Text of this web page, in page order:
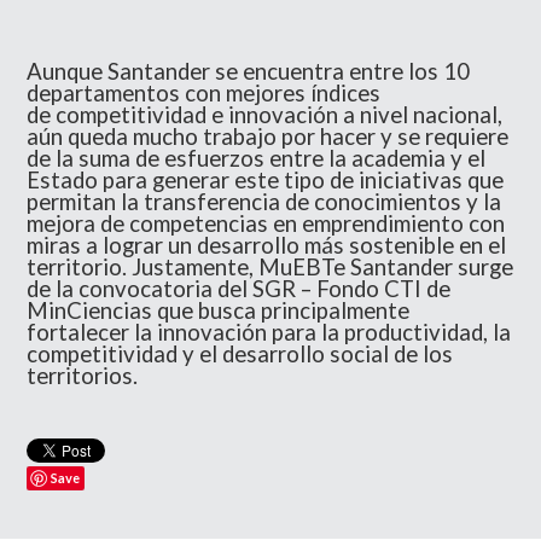
Aunque Santander se encuentra entre los 10
departamentos con mejores índices
de competitividad e innovación a nivel nacional,
aún queda mucho trabajo por hacer y se requiere
de la suma de esfuerzos entre la academia y el
Estado para generar este tipo de iniciativas que
permitan la transferencia de conocimientos y la
mejora de competencias en emprendimiento con
miras a lograr un desarrollo más sostenible en el
territorio. Justamente, MuEBTe Santander surge
de la convocatoria del SGR – Fondo CTI de
MinCiencias que busca principalmente
fortalecer la innovación para la productividad, la
competitividad y el desarrollo social de los
territorios.
Save